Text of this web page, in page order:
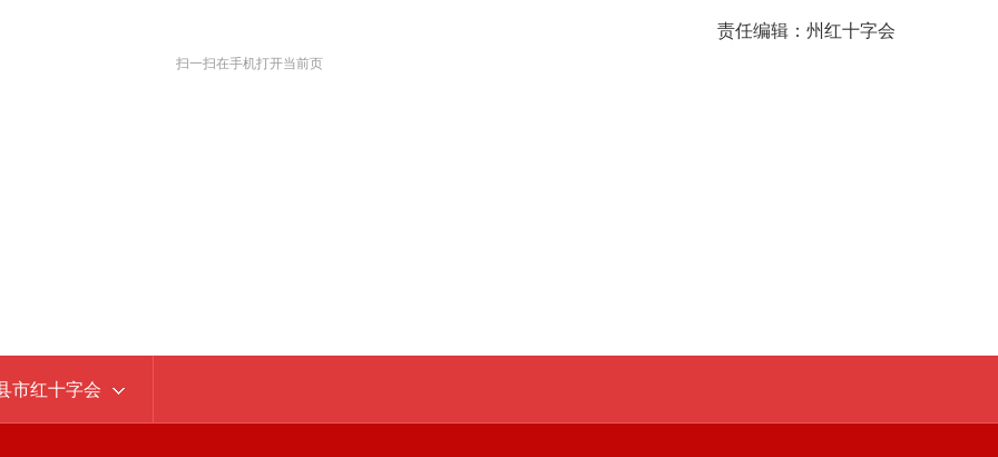
责任编辑： 州红十字会
扫一扫在手机打开当前页
市红十字会